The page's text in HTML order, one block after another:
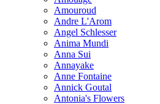
Amouroud
Andre L'Arom
Angel Schlesser
Anima Mundi
Anna Sui
Annayake
Anne Fontaine
Annick Goutal
Antonia's Flowers